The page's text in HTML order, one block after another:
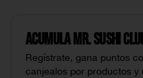
AcumulaMr. Sushi
Regístrate, gana puntos
canjealos por productos y